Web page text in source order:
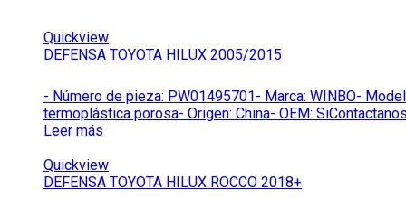
Quickview
DEFENSA TOYOTA HILUX 2005/2015
- Número de pieza: PW01495701- Marca: WINBO-
termoplástica porosa- Origen: China- OEM:
Leer más
Quickview
DEFENSA TOYOTA HILUX ROCCO 2018+